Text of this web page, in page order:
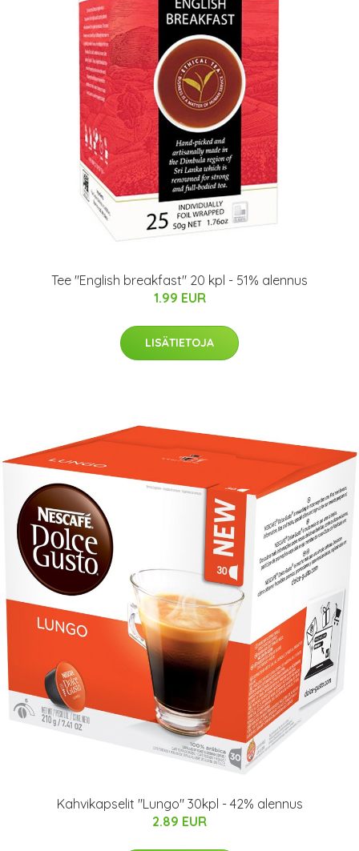
Tee "English breakfast" 20 kpl - 51% alennus
1.99 EUR
LISÄTIETOJA
Kahvikapselit "Lungo" 30kpl - 42% alennus
2.89 EUR